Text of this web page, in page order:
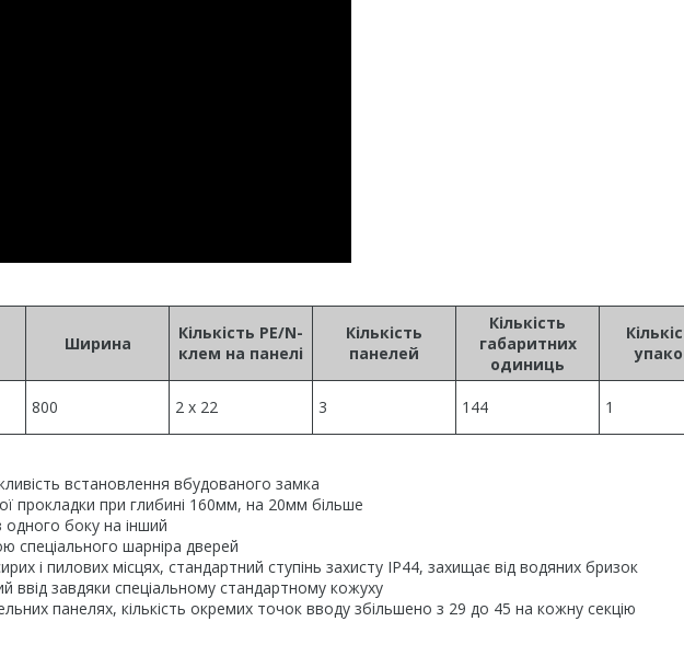
Ширина
Кількість PE/N-
клем на панелі
Кількість
панелей
Кількість
габаритних
одиниць
800 2 x 22 3 144 1
встановлення вбудованого замка
прокладки при глибині 160мм, на 20мм більше
одного боку на інший
спеціального шарніра дверей
і пилових місцях, стандартний ступінь захисту IP44, захищає від водяних бризок
ввід завдяки спеціальному стандартному кожуху
панелях, кількість окремих точок вводу збільшено з 29 до 45 на кожну секцію